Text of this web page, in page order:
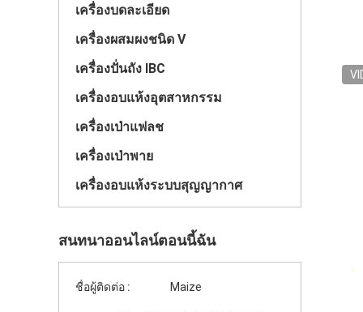
เครื่องบดละเอียด
เครื่องผสมผงชนิด V
เครื่องปั่นถัง IBC
เครื่องอบแห้งอุตสาหกรรม
เครื่องเป่าแฟลช
เครื่องเป่าพาย
เครื่องอบแห้งระบบสุญญากาศ
สนทนาออนไลน์ตอนนี้ฉัน
ชื่อผู้ติดต่อ : Maize